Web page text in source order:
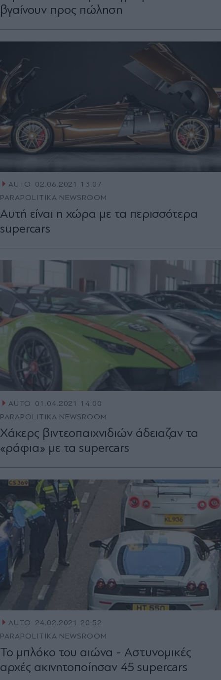
βγαίνουν προς πώληση
AUTO
02.06.2021 13:07
PARAPOLITIKA NEWSROOM
Αυτή είναι η χώρα με τα περισσότερα
supercars
AUTO
01.04.2021 14:00
PARAPOLITIKA NEWSROOM
Χάκερς βιντεοπαιχνιδιών άδειαζαν τα
«ράφια» με τα supercars
AUTO
24.02.2021 20:52
PARAPOLITIKA NEWSROOM
Το μπλόκο του αιώνα - Αστυνομικές
αρχές ακινητοποίησαν 45 supercars